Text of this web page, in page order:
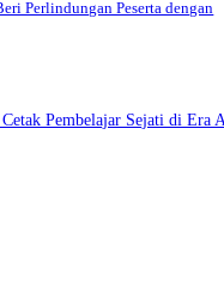
Perlindungan Peserta dengan
Pembelajar Sejati di Era